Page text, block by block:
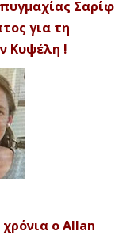
Σαρίφ
για τη
Κυψέλη !
ο Allan